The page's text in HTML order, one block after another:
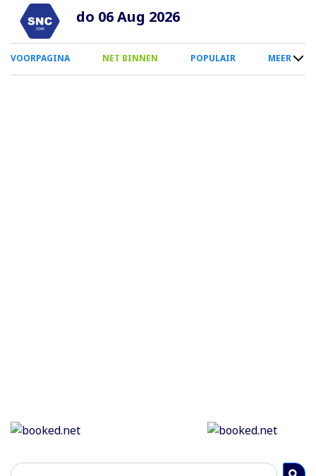
Overslaan
naar
inhoud
do 06 Aug 2026
0
Smartphone
VOORPAGINA NET BINNEN POPULAIR MEER